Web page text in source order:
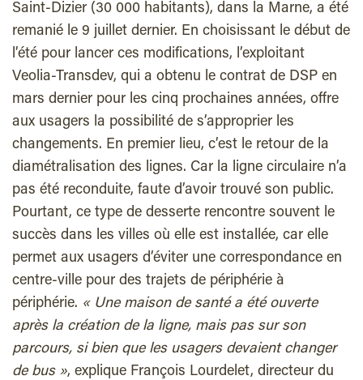
Saint-Dizier (30 000 habitants), dans la Marne, a été
remanié le 9 juillet dernier. En choisissant le début de
l’été pour lancer ces modifications, l’exploitant
Veolia-Transdev, qui a obtenu le contrat de DSP en
mars dernier pour les cinq prochaines années, offre
aux usagers la possibilité de s’approprier les
changements. En premier lieu, c’est le retour de la
diamétralisation des lignes. Car la ligne circulaire n’a
pas été reconduite, faute d’avoir trouvé son public.
Pourtant, ce type de desserte rencontre souvent le
succès dans les villes où elle est installée, car elle
permet aux usagers d’éviter une correspondance en
centre-ville pour des trajets de périphérie à
périphérie. « Une maison de santé a été ouverte
après la création de la ligne, mais pas sur son
parcours, si bien que les usagers devaient changer
de bus », explique François Lourdelet, directeur du